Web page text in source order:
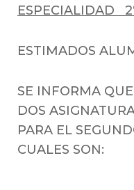
ESPECIALIDAD
ESTIMADOS
SE INFORMA
DOS
PARA EL
CUALES SON: